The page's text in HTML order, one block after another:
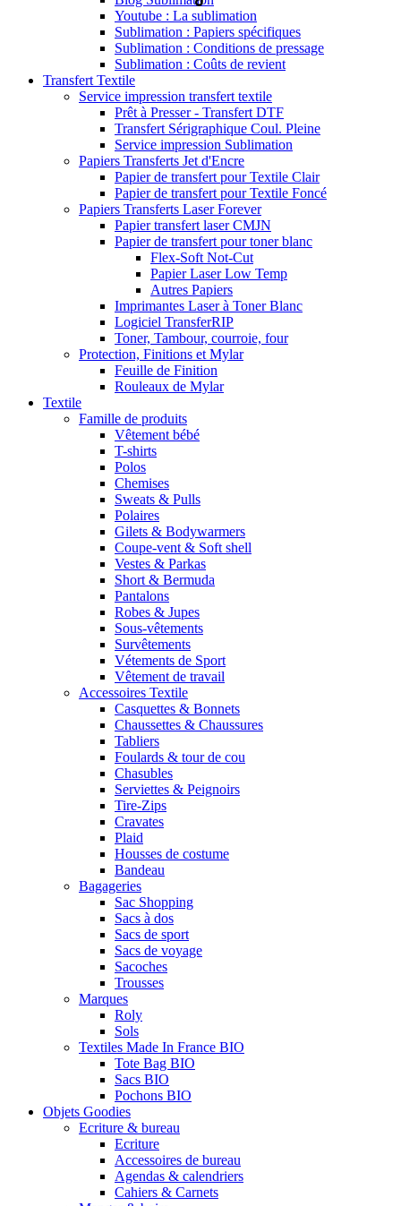
Youtube : La sublimation
Sublimation : Papiers spécifiques
Sublimation : Conditions de pressage
Sublimation : Coûts de revient
Transfert Textile
Service impression transfert textile
Prêt à Presser - Transfert DTF
Transfert Sérigraphique Coul. Pleine
Service impression Sublimation
Papiers Transferts Jet d'Encre
Papier de transfert pour Textile Clair
Papier de transfert pour Textile Foncé
Papiers Transferts Laser Forever
Papier transfert laser CMJN
Papier de transfert pour toner blanc
Flex-Soft Not-Cut
Papier Laser Low Temp
Autres Papiers
Imprimantes Laser à Toner Blanc
Logiciel TransferRIP
Toner, Tambour, courroie, four
Protection, Finitions et Mylar
Feuille de Finition
Rouleaux de Mylar
Textile
Famille de produits
Vêtement bébé
T-shirts
Polos
Chemises
Sweats & Pulls
Polaires
Gilets & Bodywarmers
Coupe-vent & Soft shell
Vestes & Parkas
Short & Bermuda
Pantalons
Robes & Jupes
Sous-vêtements
Survêtements
Vétements de Sport
Vêtement de travail
Accessoires Textile
Casquettes & Bonnets
Chaussettes & Chaussures
Tabliers
Foulards & tour de cou
Chasubles
Serviettes & Peignoirs
Tire-Zips
Cravates
Plaid
Housses de costume
Bandeau
Bagageries
Sac Shopping
Sacs à dos
Sacs de sport
Sacs de voyage
Sacoches
Trousses
Marques
Roly
Sols
Textiles Made In France BIO
Tote Bag BIO
Sacs BIO
Pochons BIO
Objets Goodies
Ecriture & bureau
Ecriture
Accessoires de bureau
Agendas & calendriers
Cahiers & Carnets